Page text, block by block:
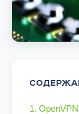
1.